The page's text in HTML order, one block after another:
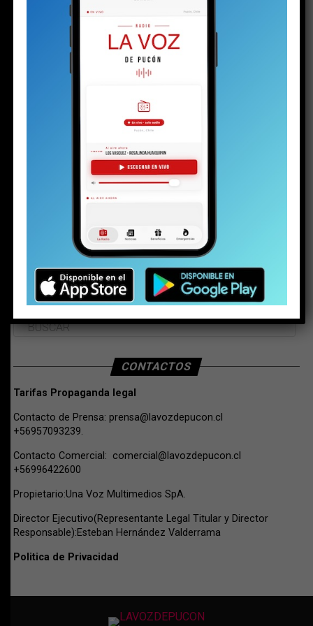
BUSCAR
CONTACTOS
Tarifas Propaganda legal
Contacto de Prensa: prensa@lavozdepucon.cl
+56957093239.
Contacto Comercial: comercial@lavozdepucon.cl
+56996422600
Propietario:Una Voz Multimedios SpA.
Director Ejecutivo(Representante Legal Titular y Director
Responsable):Esteban Hernández Valderrama
Politica de Privacidad